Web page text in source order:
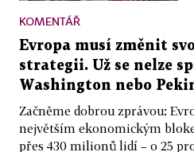
KOMENTÁŘ
Evropa musí změnit
strategii. Už se nelze
Washington nebo
Začněme dobrou zprávou:
největším ekonomickým
přes 430 milionů lidí – o 25